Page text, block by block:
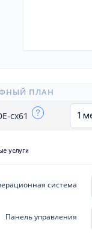
ПЛАН
cx61
услуги
система
Панель управления